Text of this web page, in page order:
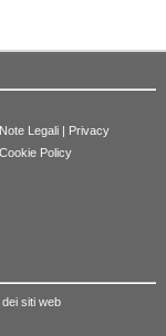
Note Legali | Privacy
Cookie Policy
siti web